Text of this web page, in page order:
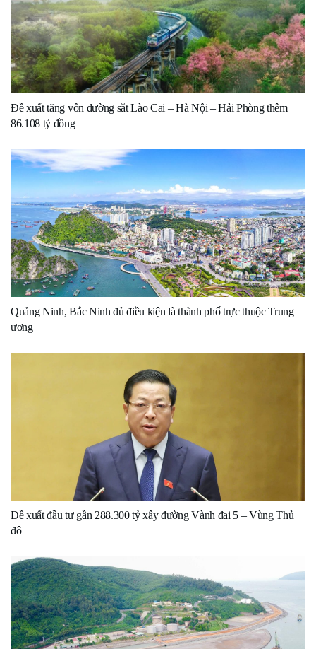
Đề xuất tăng vốn đường sắt Lào Cai – Hà Nội – Hải Phòng thêm
86.108 tỷ đồng
Quảng Ninh, Bắc Ninh đủ điều kiện là thành phố trực thuộc Trung
ương
Đề xuất đầu tư gần 288.300 tỷ xây đường Vành đai 5 – Vùng Thủ
đô